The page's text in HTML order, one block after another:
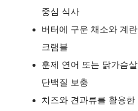
중심 식사
버터에 구운 채소와 계
크램블
훈제 연어 또는 닭가슴
단백질 보충
치즈와 견과류를 활용